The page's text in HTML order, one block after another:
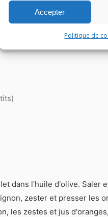
Accepter
Politique de
dans l'huile d'olive. Saler
zester et presser les
les zestes et jus